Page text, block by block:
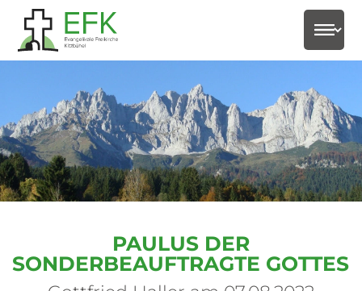
select-
PAULUS DER
SONDERBEAUFTRAGTE GOTTES